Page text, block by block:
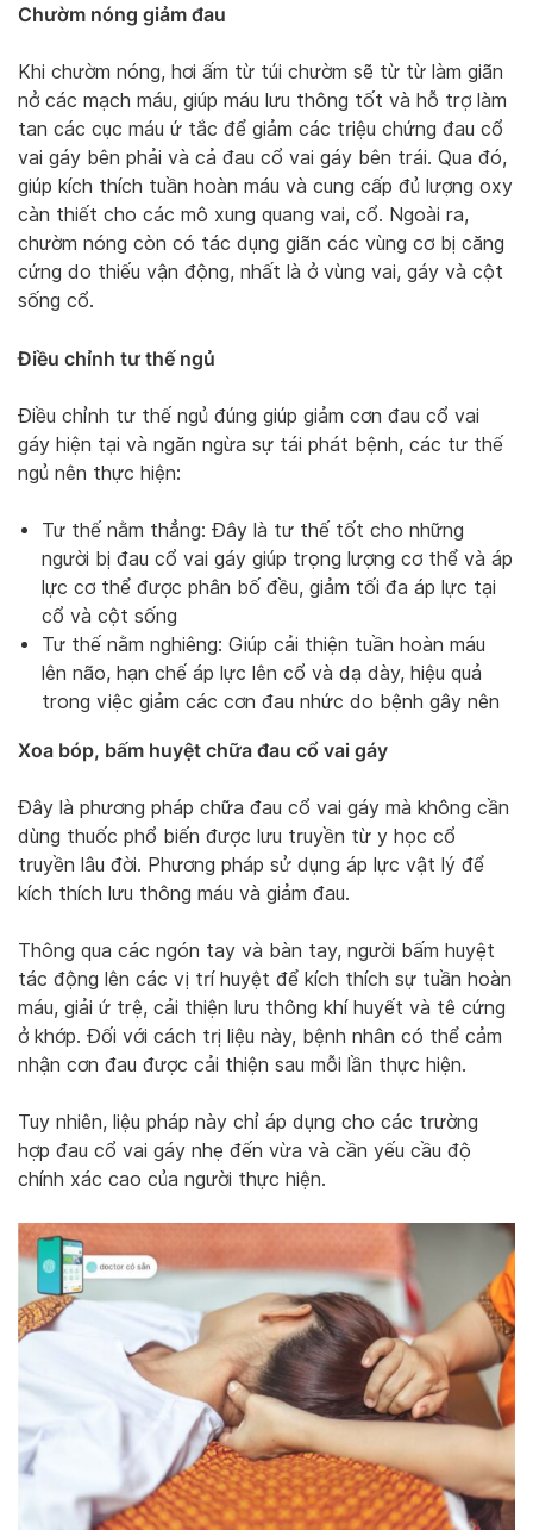
Chườm nóng giảm đau
Khi chườm nóng, hơi ấm từ túi chườm sẽ từ từ làm giãn
nở các mạch máu, giúp máu lưu thông tốt và hỗ trợ làm
tan các cục máu ứ tắc để giảm các triệu chứng đau cổ
vai gáy bên phải và cả đau cổ vai gáy bên trái. Qua đó,
giúp kích thích tuần hoàn máu và cung cấp đủ lượng oxy
càn thiết cho các mô xung quang vai, cổ. Ngoài ra,
chườm nóng còn có tác dụng giãn các vùng cơ bị căng
cứng do thiếu vận động, nhất là ở vùng vai, gáy và cột
sống cổ.
Điều chỉnh tư thế ngủ
Điều chỉnh tư thế ngủ đúng giúp giảm cơn đau cổ vai
gáy hiện tại và ngăn ngừa sự tái phát bệnh, các tư thế
ngủ nên thực hiện:
Tư thế nằm thẳng: Đây là tư thế tốt cho những
người bị đau cổ vai gáy giúp trọng lượng cơ thể và áp
lực cơ thể được phân bố đều, giảm tối đa áp lực tại
cổ và cột sống
Tư thế nằm nghiêng: Giúp cải thiện tuần hoàn máu
lên não, hạn chế áp lực lên cổ và dạ dày, hiệu quả
trong việc giảm các cơn đau nhức do bệnh gây nên
Xoa bóp, bấm huyệt chữa đau cổ vai gáy
Đây là phương pháp chữa đau cổ vai gáy mà không cần
dùng thuốc phổ biến được lưu truyền từ y học cổ
truyền lâu đời. Phương pháp sử dụng áp lực vật lý để
kích thích lưu thông máu và giảm đau.
Thông qua các ngón tay và bàn tay, người bấm huyệt
tác động lên các vị trí huyệt để kích thích sự tuần hoàn
máu, giải ứ trệ, cải thiện lưu thông khí huyết và tê cứng
ở khớp. Đối với cách trị liệu này, bệnh nhân có thể cảm
nhận cơn đau được cải thiện sau mỗi lần thực hiện.
Tuy nhiên, liệu pháp này chỉ áp dụng cho các trường
hợp đau cổ vai gáy nhẹ đến vừa và cần yếu cầu độ
chính xác cao của người thực hiện.